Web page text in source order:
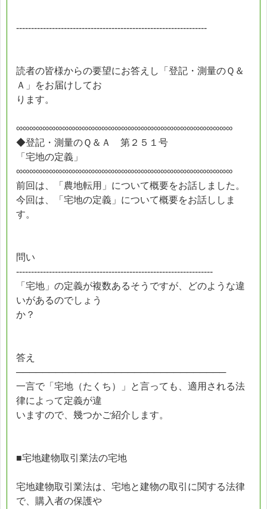
----------------------------------------------------------------
読者の皆様からの要望にお答えし「登記・測量のＱ＆
Ａ」をお届けしてお
ります。
∞∞∞∞∞∞∞∞∞∞∞∞∞∞∞∞∞∞∞∞∞∞∞∞∞∞∞∞∞∞∞∞∞
◆登記・測量のＱ＆Ａ 第２５１号
「宅地の定義」
∞∞∞∞∞∞∞∞∞∞∞∞∞∞∞∞∞∞∞∞∞∞∞∞∞∞∞∞∞∞∞∞∞
前回は、「農地転用」について概要をお話しました。
今回は、「宅地の定義」について概要をお話ししま
す。
問い
------------------------------------------------------------------
「宅地」の定義が複数あるそうですが、どのような違
いがあるのでしょう
か？
答え
────────────────────────────────
一言で「宅地（たくち）」と言っても、適用される法
律によって定義が違
いますので、幾つかご紹介します。
■宅地建物取引業法の宅地
宅地建物取引業法は、宅地と建物の取引に関する法律
で、購入者の保護や